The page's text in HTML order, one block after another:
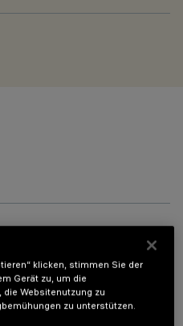
klicken, stimmen Sie der
Gerät zu, um die
Websitenutzung zu
zu unterstützen.